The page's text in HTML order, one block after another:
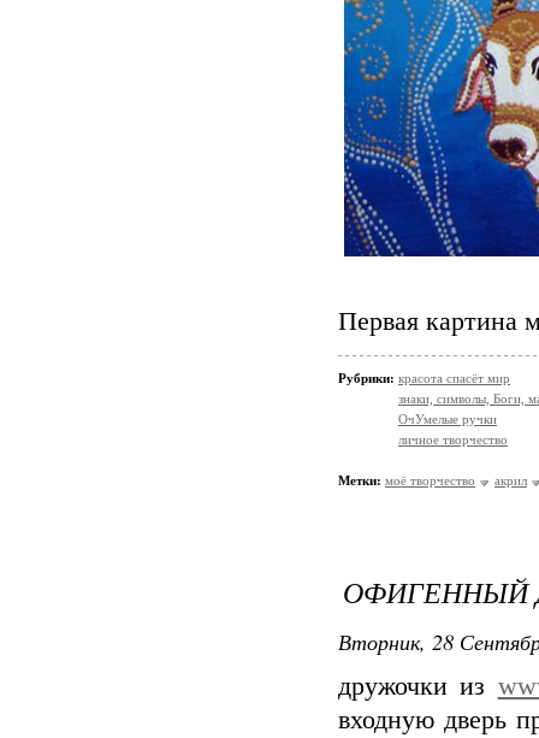
Первая картина
Рубрики: красота спасёт мир
знаки, символы, Боги,
ОчУмелые ручки
личное творчество
Метки: моё творчество акрил
ОФИГЕННЫЙ
Вторник, 28
дружочки из
входную дверь